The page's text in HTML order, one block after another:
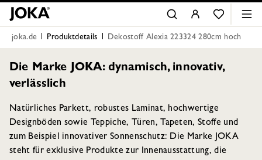
joka.de Produktdetails Dekostoff Alexia 223324 280cm hoch
Die Marke JOKA: dynamisch, innovativ,
verlässlich
Natürliches Parkett, robustes Laminat, hochwertige
Designböden sowie Teppiche, Türen, Tapeten, Stoffe und
zum Beispiel innovativer Sonnenschutz: Die Marke JOKA
steht für exklusive Produkte zur Innenausstattung, die